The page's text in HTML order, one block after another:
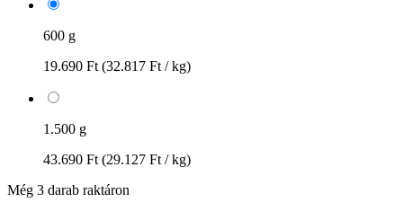
600 g
19.690 Ft (32.817 Ft / kg)
1.500 g
43.690 Ft (29.127 Ft / kg)
Még 3 darab raktáron